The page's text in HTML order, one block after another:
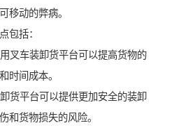
移动的弊病。
包括：
叉车装卸货平台可以提高货物的
时间成本。
货平台可以提供更加安全的装卸
和货物损失的风险。